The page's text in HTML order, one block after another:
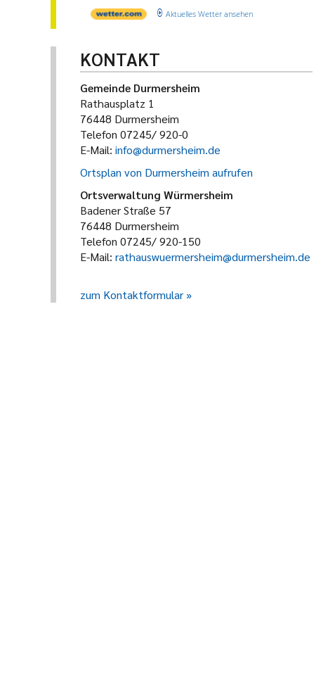
Aktuelles Wetter ansehen
KONTAKT
Gemeinde Durmersheim
Rathausplatz 1
76448 Durmersheim
Telefon 07245/ 920-0
E-Mail: info@durmersheim.de
Ortsplan von Durmersheim aufrufen
Ortsverwaltung Würmersheim
Badener Straße 57
76448 Durmersheim
Telefon 07245/ 920-150
E-Mail: rathauswuermersheim@durmersheim.de
zum Kontaktformular